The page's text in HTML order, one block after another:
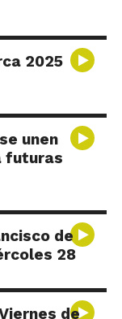
2025
unen
futuras
de
28
de